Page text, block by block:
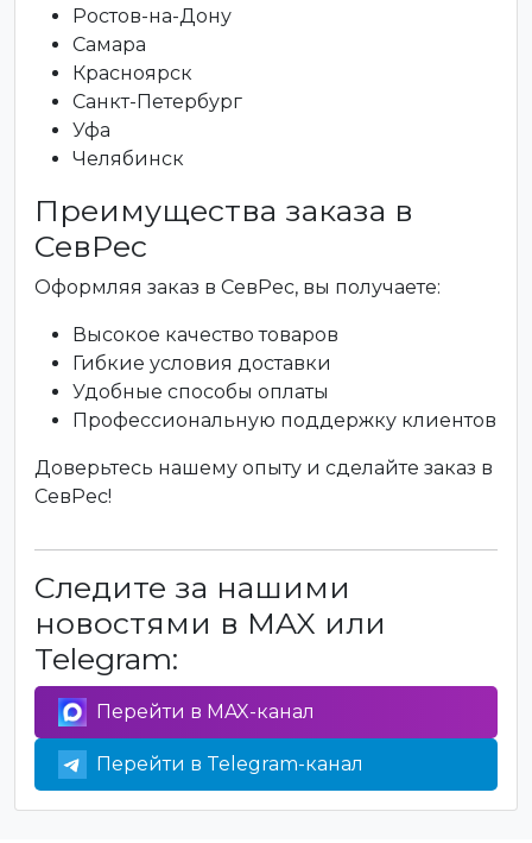
Ростов-на-Дону
Самара
Красноярск
Санкт-Петербург
Уфа
Челябинск
Преимущества заказа в
СевРес
Оформляя заказ в СевРес, вы получаете:
Высокое качество товаров
Гибкие условия доставки
Удобные способы оплаты
Профессиональную поддержку клиентов
Доверьтесь нашему опыту и сделайте заказ в
СевРес!
Следите за нашими
новостями в MAX или
Telegram:
Перейти в MAX-канал
Перейти в Telegram-канал